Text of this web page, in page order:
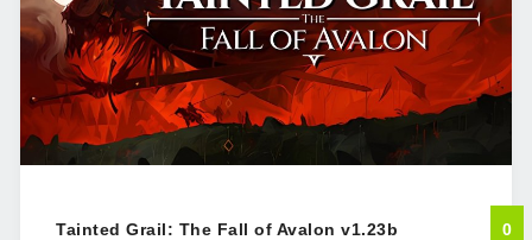
Tainted Grail: The Fall of Avalon v1.23b 0